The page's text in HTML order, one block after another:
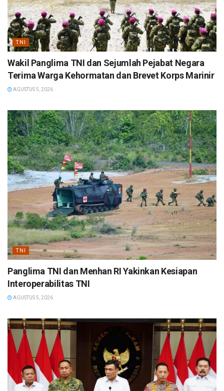
TNI
Wakil Panglima TNI dan Sejumlah Pejabat Negara
Terima Warga Kehormatan dan Brevet Korps Marinir
AGUSTUS 5, 2026
TNI
Panglima TNI dan Menhan RI Yakinkan Kesiapan
Interoperabilitas TNI
AGUSTUS 5, 2026